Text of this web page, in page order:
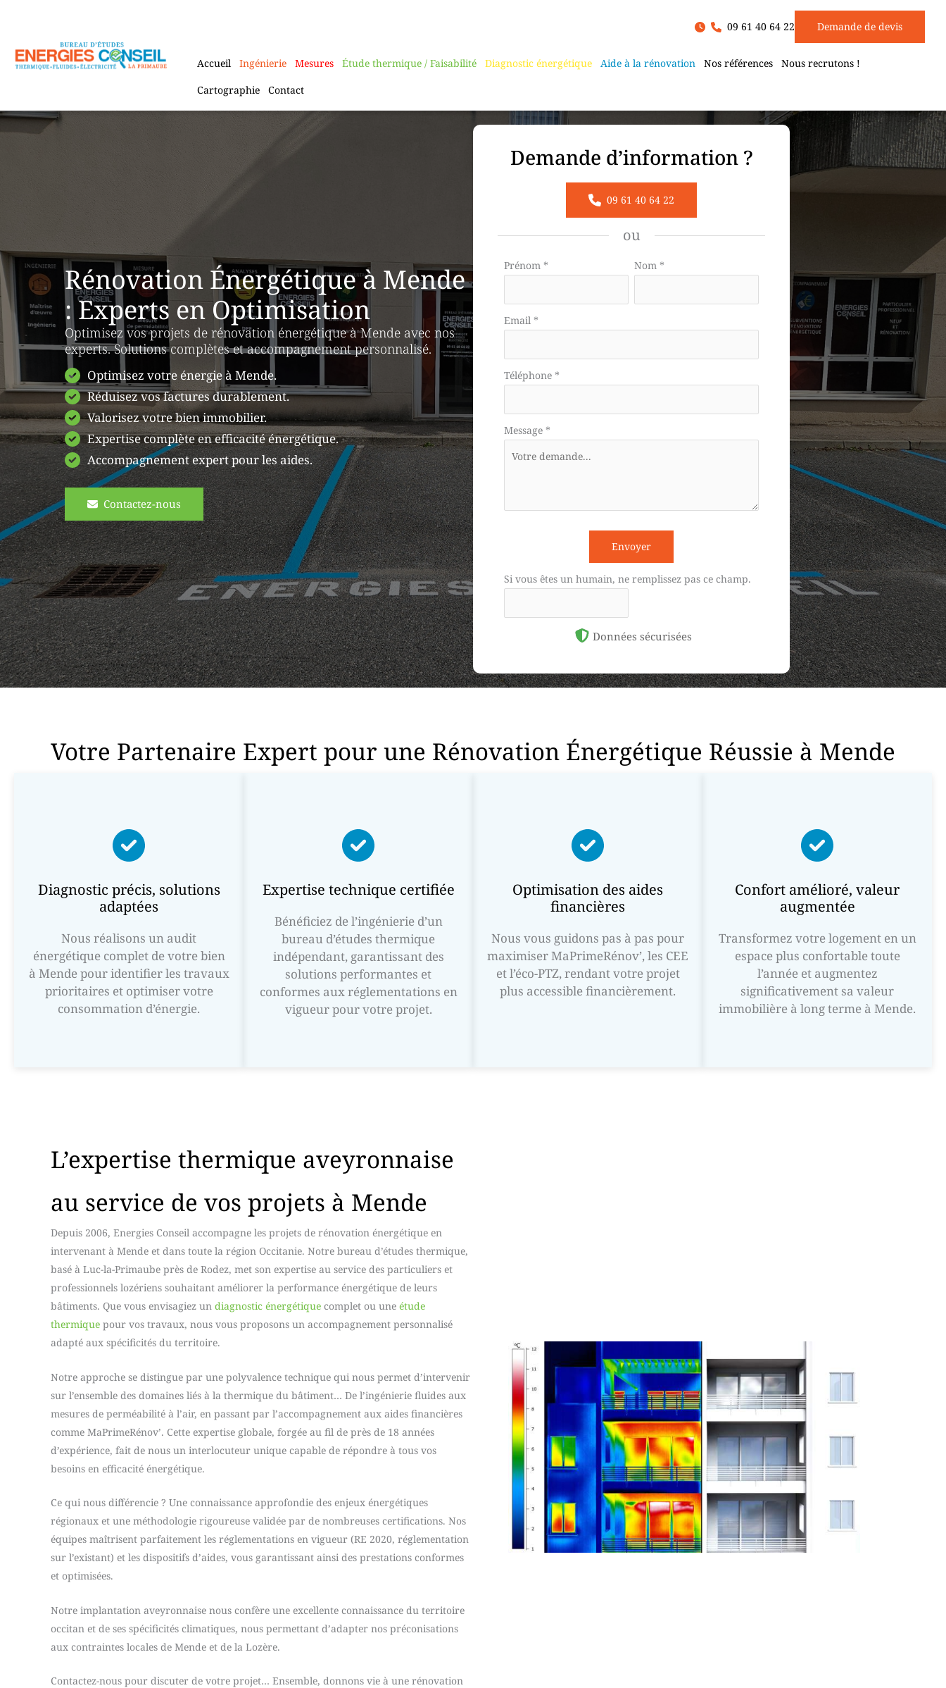
Accueil
Ingénierie Mesures Étude thermique / Faisabilité Diagnostic énergétique Aide à la rénovation Nos références
Nous recrutons !
Cartographie
Contact
09 61 40 64 22 Demande de devis
Rénovation Énergétique à Mende
: Experts en Optimisation
Optimisez vos projets de rénovation énergétique à Mende avec nos
experts. Solutions complètes et accompagnement personnalisé.
Optimisez votre énergie à Mende.
Réduisez vos factures durablement.
Valorisez votre bien immobilier.
Expertise complète en efficacité énergétique.
Accompagnement expert pour les aides.
Contactez-nous
Demande d’information ?
09 61 40 64 22
ou
Formulaire
avec
téléphone
Prénom * Nom *
Email *
Téléphone *
Message *
Envoyer
Si vous êtes un humain, ne remplissez pas ce champ.
Données sécurisées
Votre Partenaire Expert pour une Rénovation Énergétique Réussie à Mende
Diagnostic précis, solutions
adaptées
Nous réalisons un audit
énergétique complet de votre bien
à Mende pour identifier les travaux
prioritaires et optimiser votre
consommation d’énergie.
Expertise technique certifiée
Bénéficiez de l’ingénierie d’un
bureau d’études thermique
indépendant, garantissant des
solutions performantes et
conformes aux réglementations en
vigueur pour votre projet.
Optimisation des aides
financières
Nous vous guidons pas à pas pour
maximiser MaPrimeRénov’, les CEE
et l’éco-PTZ, rendant votre projet
plus accessible financièrement.
Confort amélioré, valeur
augmentée
Transformez votre logement en un
espace plus confortable toute
l’année et augmentez
significativement sa valeur
immobilière à long terme à Mende.
L’expertise thermique aveyronnaise
au service de vos projets à Mende
Depuis 2006, Energies Conseil accompagne les projets de rénovation énergétique en
intervenant à Mende et dans toute la région Occitanie. Notre bureau d’études thermique,
basé à Luc-la-Primaube près de Rodez, met son expertise au service des particuliers et
professionnels lozériens souhaitant améliorer la performance énergétique de leurs
bâtiments. Que vous envisagiez un diagnostic énergétique complet ou une étude
thermique pour vos travaux, nous vous proposons un accompagnement personnalisé
adapté aux spécificités du territoire.
Notre approche se distingue par une polyvalence technique qui nous permet d’intervenir
sur l’ensemble des domaines liés à la thermique du bâtiment… De l’ingénierie fluides aux
mesures de perméabilité à l’air, en passant par l’accompagnement aux aides financières
comme MaPrimeRénov’. Cette expertise globale, forgée au fil de près de 18 années
d’expérience, fait de nous un interlocuteur unique capable de répondre à tous vos
besoins en efficacité énergétique.
Ce qui nous différencie ? Une connaissance approfondie des enjeux énergétiques
régionaux et une méthodologie rigoureuse validée par de nombreuses certifications. Nos
équipes maîtrisent parfaitement les réglementations en vigueur (RE 2020, réglementation
sur l’existant) et les dispositifs d’aides, vous garantissant ainsi des prestations conformes
et optimisées.
Notre implantation aveyronnaise nous confère une excellente connaissance du territoire
occitan et de ses spécificités climatiques, nous permettant d’adapter nos préconisations
aux contraintes locales de Mende et de la Lozère.
Contactez-nous pour discuter de votre projet… Ensemble, donnons vie à une rénovation